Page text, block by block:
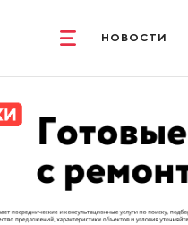
НОВОСТИ